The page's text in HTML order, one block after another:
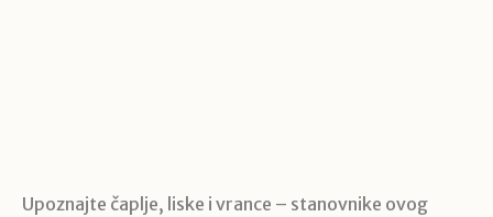
Upoznajte čaplje, liske i vrance – stanovnike ovog